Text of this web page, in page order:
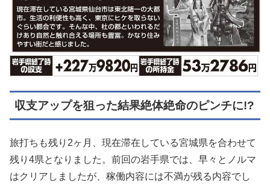
収支アップを狙った結果絶体絶命のピンチに!?
旅打ちも残り2ヶ月、現在滞在している宮城県を合わせて
残り4県となりました。前回の岩手県では、早々とノルマ
はクリアしましたが、稼働内容には不満が残る内容でし